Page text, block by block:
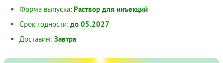
Форма выпуска: Раствор для инъекций
Срок годности: до 05.2027
Доставим: Завтра